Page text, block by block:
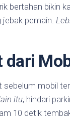
bertahan bikin
jebak pemain.
dari
sebelum mobil
itu, hindari
10 detik